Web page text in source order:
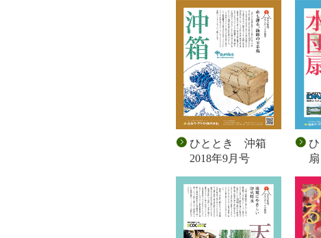
ひととき 沖箱
2018年9月号